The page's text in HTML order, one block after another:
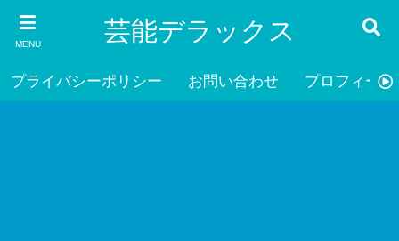
MENU 芸能デラックス
プライバシーポリシー お問い合わせ プロフィール